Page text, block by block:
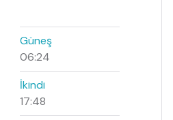
Güneş
06:24
İkindi
17:48